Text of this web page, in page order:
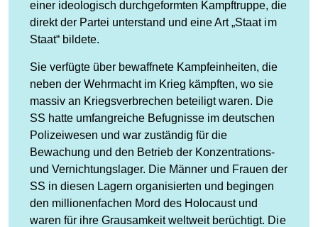
einer ideologisch durchgeformten Kampftruppe, die
direkt der Partei unterstand und eine Art „Staat im
Staat“ bildete.
Sie verfügte über bewaffnete Kampfeinheiten, die
neben der Wehrmacht im Krieg kämpften, wo sie
massiv an Kriegsverbrechen beteiligt waren. Die
SS hatte umfangreiche Befugnisse im deutschen
Polizeiwesen und war zuständig für die
Bewachung und den Betrieb der Konzentrations-
und Vernichtungslager. Die Männer und Frauen der
SS in diesen Lagern organisierten und begingen
den millionenfachen Mord des Holocaust und
waren für ihre Grausamkeit weltweit berüchtigt. Die